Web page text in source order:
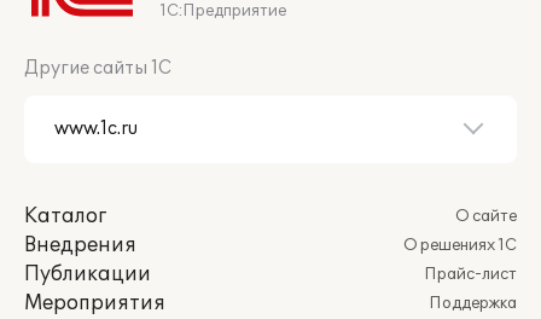
1С:Предприятие
Другие сайты 1С
Каталог
Внедрения
Публикации
Мероприятия
О сайте
О решениях 1С
Прайс-лист
Поддержка